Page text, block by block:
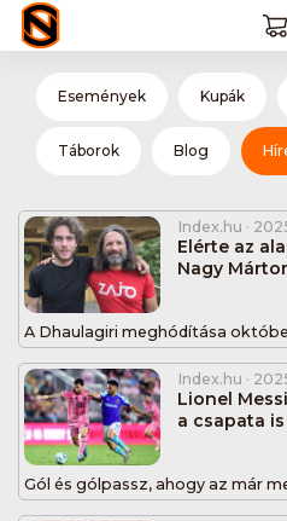
Események Kupák
Táborok Blog
Index.hu ·
Elérte az
Nagy
A Dhaulagiri meghódítása
Index.hu ·
Lionel
a csapata
Gól és gólpassz, ahogy az már